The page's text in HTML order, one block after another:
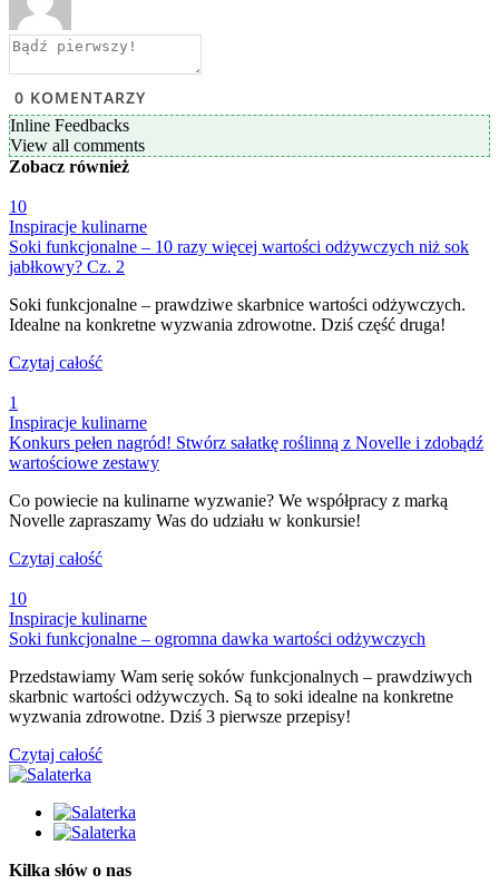
0 KOMENTARZY
Inline Feedbacks
View all comments
Zobacz również
10
Inspiracje kulinarne
Soki funkcjonalne – 10 razy więcej wartości odżywczych niż sok
jabłkowy? Cz. 2
Soki funkcjonalne – prawdziwe skarbnice wartości odżywczych.
Idealne na konkretne wyzwania zdrowotne. Dziś część druga!
Czytaj całość
1
Inspiracje kulinarne
Konkurs pełen nagród! Stwórz sałatkę roślinną z Novelle i zdobądź
wartościowe zestawy
Co powiecie na kulinarne wyzwanie? We współpracy z marką
Novelle zapraszamy Was do udziału w konkursie!
Czytaj całość
10
Inspiracje kulinarne
Soki funkcjonalne – ogromna dawka wartości odżywczych
Przedstawiamy Wam serię soków funkcjonalnych – prawdziwych
skarbnic wartości odżywczych. Są to soki idealne na konkretne
wyzwania zdrowotne. Dziś 3 pierwsze przepisy!
Czytaj całość
Kilka słów o nas